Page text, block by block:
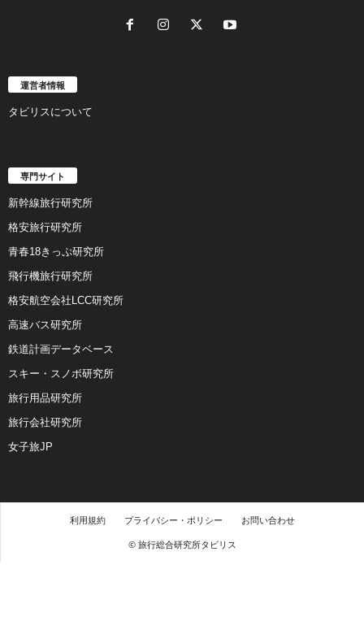
運営者情報
タビリスについて
専門サイト
新幹線旅行研究所
格安旅行研究所
青春18きっぷ研究所
飛行機旅行研究所
格安航空会社LCC研究所
高速バス研究所
鉄道計画データベース
スキー・スノボ研究所
旅行用品研究所
旅行会社研究所
女子旅JP
利用規約 プライバシー・ポリシー
お問い合わせ
© 旅行総合研究所タビリス